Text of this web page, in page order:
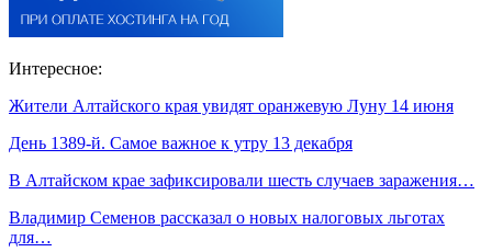
Интересное:
Жители Алтайского края увидят оранжевую Луну 14 июня
День 1389-й. Самое важное к утру 13 декабря
В Алтайском крае зафиксировали шесть случаев заражения…
Владимир Семенов рассказал о новых налоговых льготах
для…